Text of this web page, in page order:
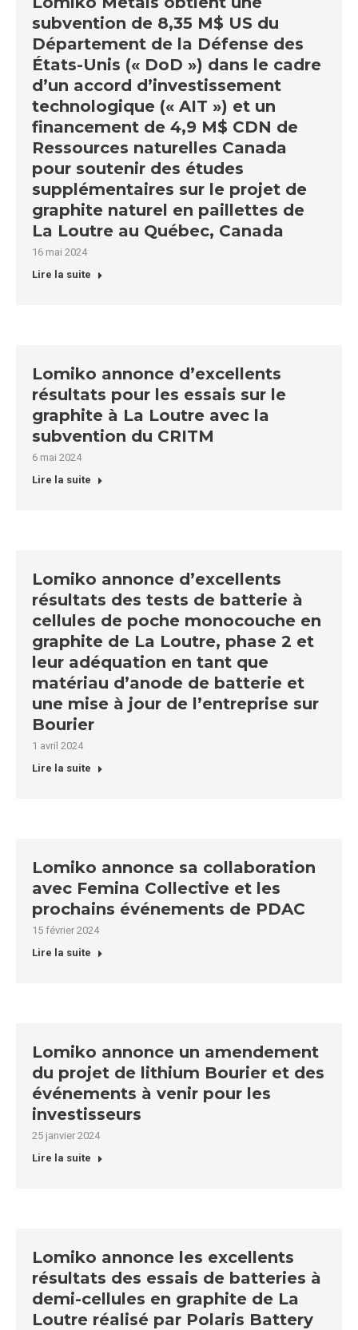
subvention de 8,35 M$ US du
Département de la Défense des
États-Unis (« DoD ») dans le cadre
d’un accord d’investissement
technologique (« AIT ») et un
financement de 4,9 M$ CDN de
Ressources naturelles Canada
pour soutenir des études
supplémentaires sur le projet de
graphite naturel en paillettes de
La Loutre au Québec, Canada
16 mai 2024
Lire la suite
Lomiko annonce d’excellents
résultats pour les essais sur le
graphite à La Loutre avec la
subvention du CRITM
6 mai 2024
Lire la suite
Lomiko annonce d’excellents
résultats des tests de batterie à
cellules de poche monocouche en
graphite de La Loutre, phase 2 et
leur adéquation en tant que
matériau d’anode de batterie et
une mise à jour de l’entreprise sur
Bourier
1 avril 2024
Lire la suite
Lomiko annonce sa collaboration
avec Femina Collective et les
prochains événements de PDAC
15 février 2024
Lire la suite
Lomiko annonce un amendement
du projet de lithium Bourier et des
événements à venir pour les
investisseurs
25 janvier 2024
Lire la suite
Lomiko annonce les excellents
résultats des essais de batteries à
demi-cellules en graphite de La
Loutre réalisé par Polaris Battery